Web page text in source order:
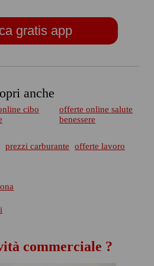
gratis app
anche
cibo
offerte online salute
benessere
prezzi carburante
offerte lavoro
commerciale ?